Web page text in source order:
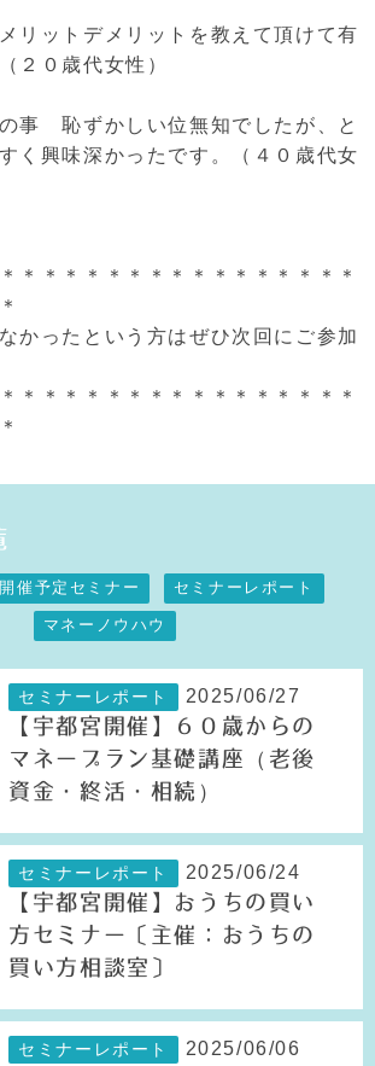
リットデメリットを教えて頂けて有
２０歳代女性）
の事 恥ずかしい位無知でしたが、と
く興味深かったです。（４０歳代女
＊＊＊＊＊＊＊＊＊＊＊＊＊＊＊＊
かったという方はぜひ次回にご参加
＊＊＊＊＊＊＊＊＊＊＊＊＊＊＊＊
開催予定セミナー セミナーレポート
マネーノウハウ
セミナーレポート 2025/06/27
【宇都宮開催】６０歳からの
マネープラン基礎講座（老後
資金・終活・相続）
セミナーレポート 2025/06/24
【宇都宮開催】おうちの買い
方セミナー〔主催：おうちの
買い方相談室〕
セミナーレポート 2025/06/06